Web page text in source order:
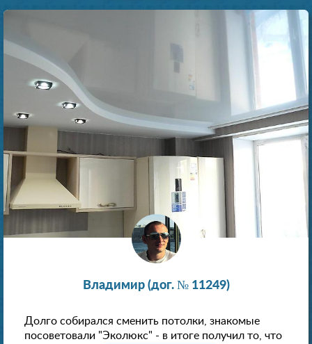
Владимир (дог. № 11249)
Долго собирался сменить потолки, знакомые
посоветовали "Эколюкс" - в итоге получил то, что